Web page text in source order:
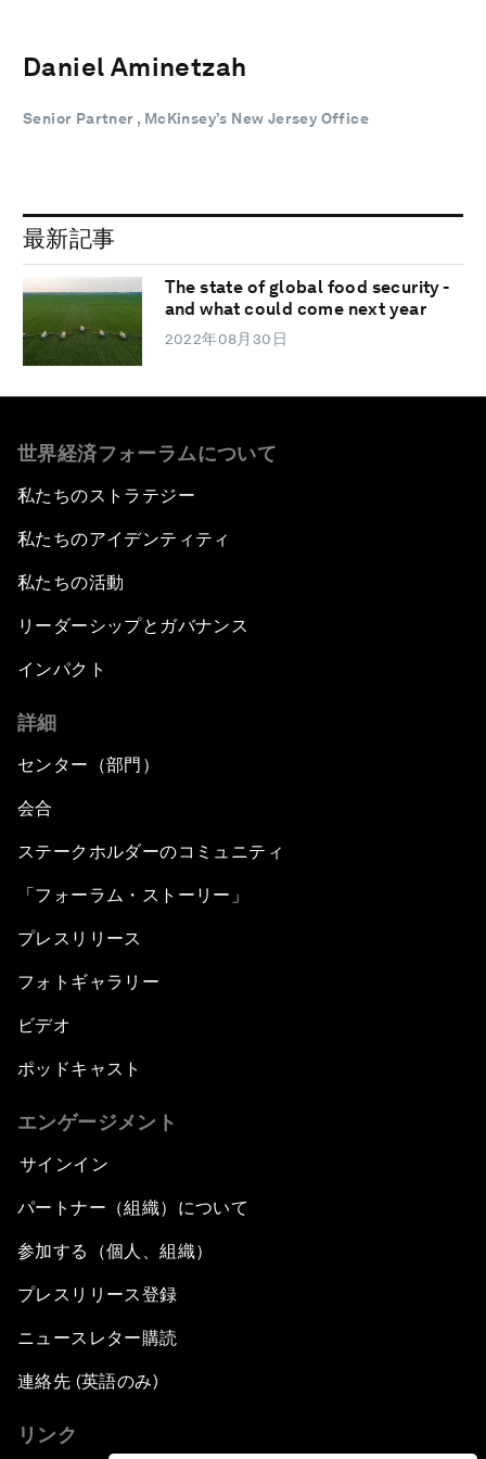
Daniel Aminetzah
Senior Partner , McKinsey’s New Jersey Office
最新記事
The state of global food security -
and what could come next year
2022年08月30日
世界経済フォーラムについて
私たちのストラテジー
私たちのアイデンティティ
私たちの活動
リーダーシップとガバナンス
インパクト
詳細
センター（部門）
会合
ステークホルダーのコミュニティ
「フォーラム・ストーリー」
プレスリリース
フォトギャラリー
ビデオ
ポッドキャスト
エンゲージメント
サインイン
パートナー（組織）について
参加する（個人、組織）
プレスリリース登録
ニュースレター購読
連絡先 (英語のみ)
リンク